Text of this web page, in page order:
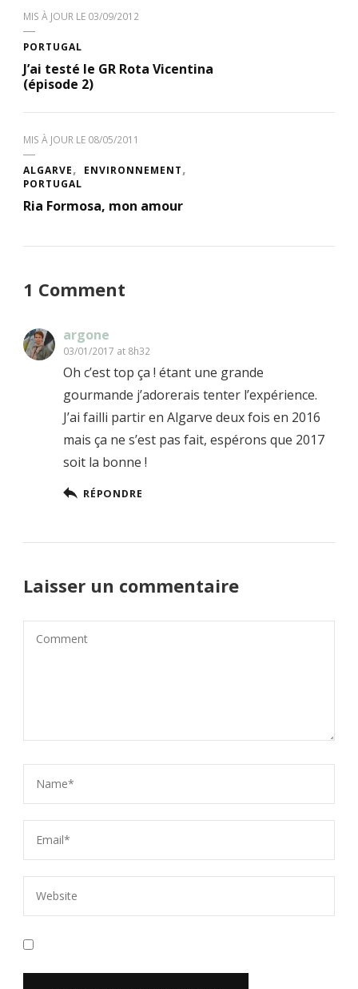
MIS À JOUR LE 03/09/2012
PORTUGAL
J’ai testé le GR Rota Vicentina
(épisode 2)
MIS À JOUR LE 08/05/2011
ALGARVE
ENVIRONNEMENT
PORTUGAL
Ria Formosa, mon amour
1 Comment
argone
03/01/2017 at 8h32
Oh c’est top ça ! étant une grande
gourmande j’adorerais tenter l’expérience.
J’ai failli partir en Algarve deux fois en 2016
mais ça ne s’est pas fait, espérons que 2017
soit la bonne !
RÉPONDRE
Laisser un commentaire